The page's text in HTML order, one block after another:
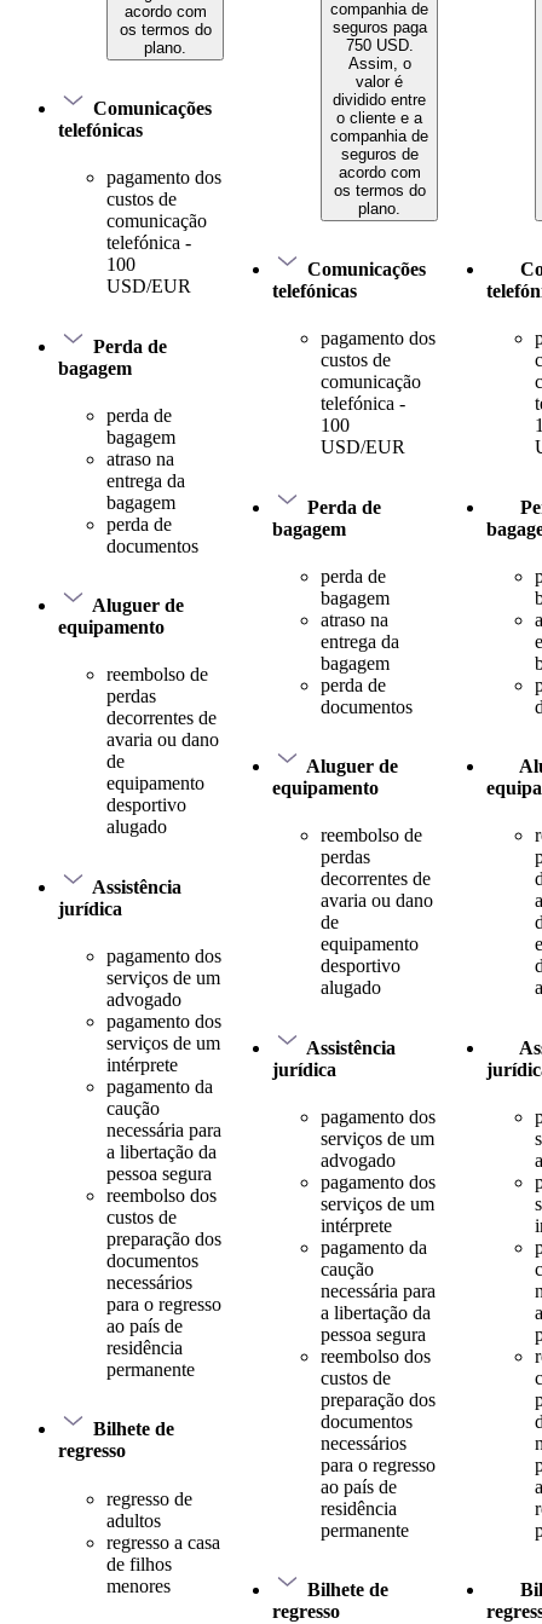
acordo com
os termos do
plano.
Comunicações
telefónicas
pagamento dos
custos de
comunicação
telefónica -
100
USD/EUR
Perda de
bagagem
perda de
bagagem
atraso na
entrega da
bagagem
perda de
documentos
Aluguer de
equipamento
reembolso de
perdas
decorrentes de
avaria ou dano
de
equipamento
desportivo
alugado
Assistência
jurídica
pagamento dos
serviços de um
advogado
pagamento dos
serviços de um
intérprete
pagamento da
caução
necessária para
a libertação da
pessoa segura
reembolso dos
custos de
preparação dos
documentos
necessários
para o regresso
ao país de
residência
permanente
Bilhete de
regresso
regresso de
adultos
regresso a casa
de filhos
menores
companhia de
seguros paga
750 USD.
Assim, o
valor é
dividido entre
o cliente e a
companhia de
seguros de
acordo com
os termos do
plano.
Comunicações
telefónicas
pagamento dos
custos de
comunicação
telefónica -
100
USD/EUR
Perda de
bagagem
perda de
bagagem
atraso na
entrega da
bagagem
perda de
documentos
Aluguer de
equipamento
reembolso de
perdas
decorrentes de
avaria ou dano
de
equipamento
desportivo
alugado
Assistência
jurídica
pagamento dos
serviços de um
advogado
pagamento dos
serviços de um
intérprete
pagamento da
caução
necessária para
a libertação da
pessoa segura
reembolso dos
custos de
preparação dos
documentos
necessários
para o regresso
ao país de
residência
permanente
Bilhete de
regresso